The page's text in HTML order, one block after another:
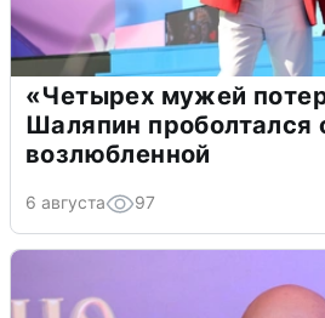
«Четырех мужей
Шаляпин проболтался
возлюбленной
6 августа 97